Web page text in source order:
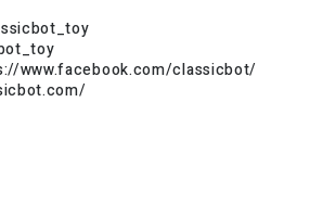
www.facebook.com/classicbot/